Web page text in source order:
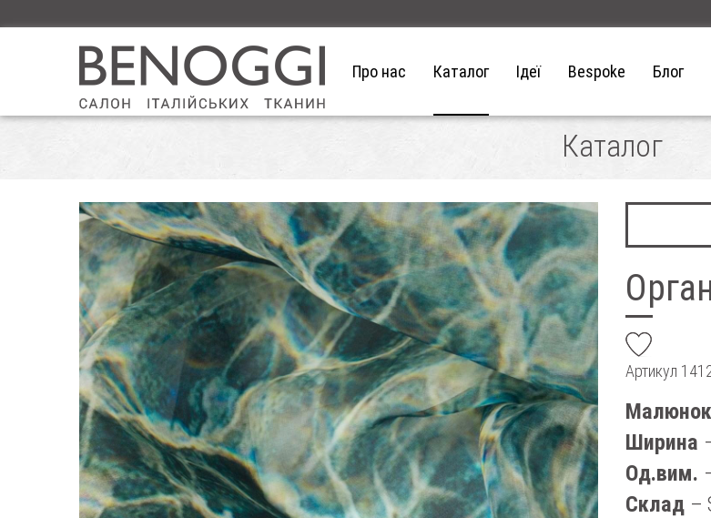
Про нас Каталог Ідеї Bespoke Блог
Каталог
Артикул
Малюнок
Ширина
Од.вим.
Склад –